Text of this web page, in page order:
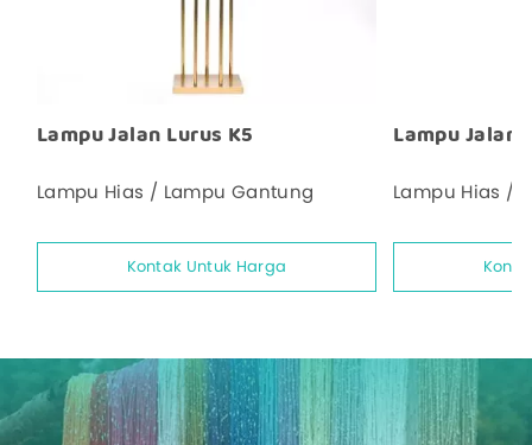
Lampu Jalan Lurus K5
Lampu Hias / Lampu Gantung
Kontak Untuk Harga
Lampu Jalan
Lampu Hias /